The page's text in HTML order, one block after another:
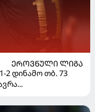
ᲔᲠᲝᲕᲜᲣᲚᲘ ᲚᲘᲒᲐ
2 დინამო თბ. 73